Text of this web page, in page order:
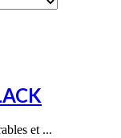
et ...